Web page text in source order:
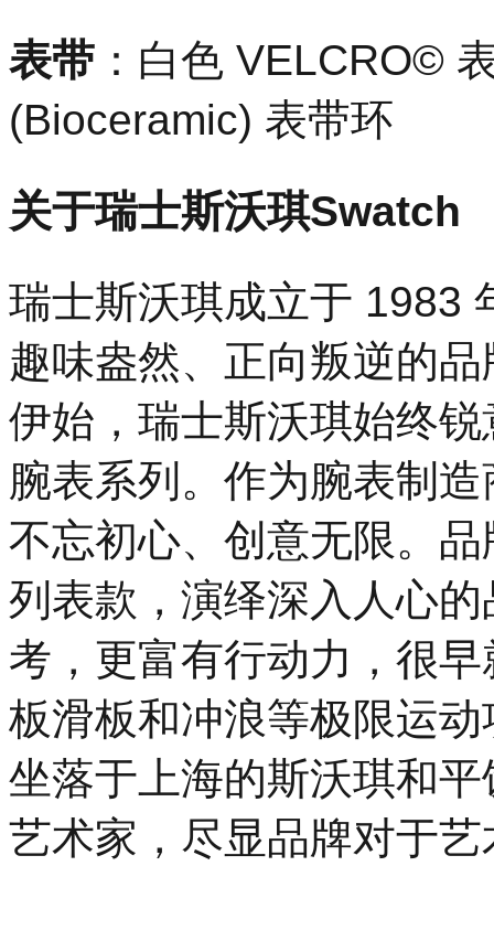
表带 ：白色 VELCRO©
(Bioceramic) 表带环
关于瑞士斯沃琪Swatch
瑞士斯沃琪成立于 1983
趣味盎然、正向叛逆的
伊始，瑞士斯沃琪始终
腕表系列。作为腕表制
不忘初心、创意无限。
列表款，演绎深入人心
考，更富有行动力，很
板滑板和冲浪等极限运
坐落于上海的斯沃琪和
艺术家，尽显品牌对于